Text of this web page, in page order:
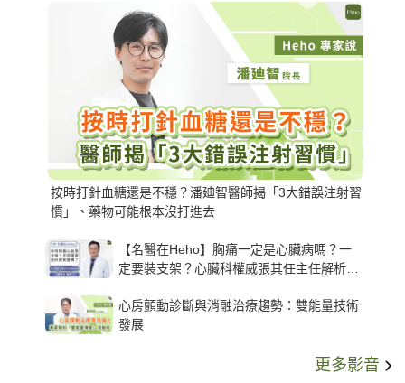
按時打針血糖還是不穩？潘廸智醫師揭「3大錯誤注射習
慣」、藥物可能根本沒打進去
【名醫在Heho】胸痛一定是心臟病嗎？一
定要裝支架？心臟科權威張其任主任解析支
心房顫動診斷與消融治療趨勢：雙能量技術
發展
更多影音